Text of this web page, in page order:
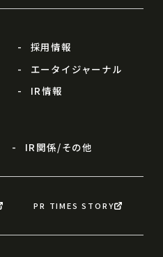
採用情報
エータイジャーナル
IR情報
IR関係/その他
PR TIMES STORY